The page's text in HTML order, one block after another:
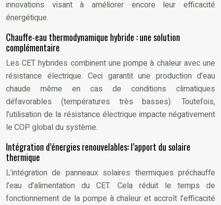
innovations visant à améliorer encore leur efficacité
énergétique.
Chauffe-eau thermodynamique hybride : une solution
complémentaire
Les CET hybrides combinent une pompe à chaleur avec une
résistance électrique. Ceci garantit une production d’eau
chaude même en cas de conditions climatiques
défavorables (températures très basses). Toutefois,
l’utilisation de la résistance électrique impacte négativement
le COP global du système.
Intégration d’énergies renouvelables: l’apport du solaire
thermique
L’intégration de panneaux solaires thermiques préchauffe
l’eau d’alimentation du CET. Cela réduit le temps de
fonctionnement de la pompe à chaleur et accroît l’efficacité